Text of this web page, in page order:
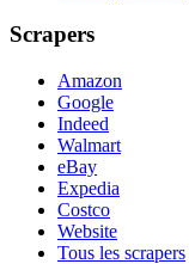
Scrapers
Amazon
Google
Indeed
Walmart
eBay
Expedia
Costco
Website
Tous les scrapers